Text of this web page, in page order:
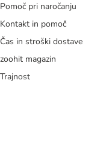
Pomoč pri naročanju
Kontakt in pomoč
Čas in stroški dostave
zoohit magazin
Trajnost